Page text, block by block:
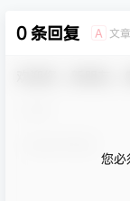
0 条回复 A 文
您必